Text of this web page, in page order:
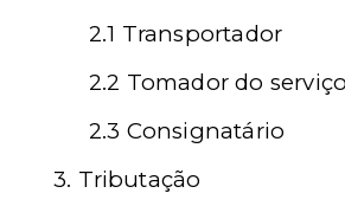
2.1 Transportador
2.2 Tomador do serviço
2.3 Consignatário
3. Tributação